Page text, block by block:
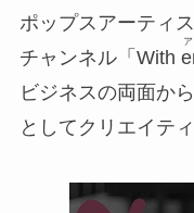
ポップスアーティ
チャンネル「With
ビジネスの両面か
としてクリエイテ